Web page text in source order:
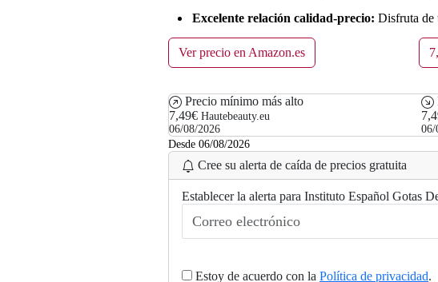
Excelente relación calidad-precio: Disfruta de
Ver precio en Amazon.es
Precio mínimo más alto
7,49€ Hautebeauty.eu
06/08/2026
06/
Desde 06/08/2026
Cree su alerta de caída de precios gratuita
Establecer la alerta para Instituto Español Gotas
Estoy de acuerdo con la Política de privacidad.
a
g
.
.